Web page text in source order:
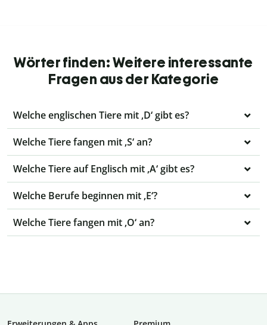
Wörter finden: Weitere interessante
Fragen aus der Kategorie
Welche englischen Tiere mit ‚D‘ gibt es?
Welche Tiere fangen mit ‚S‘ an?
Welche Tiere auf Englisch mit ‚A‘ gibt es?
Welche Berufe beginnen mit ‚E‘?
Welche Tiere fangen mit ‚O‘ an?